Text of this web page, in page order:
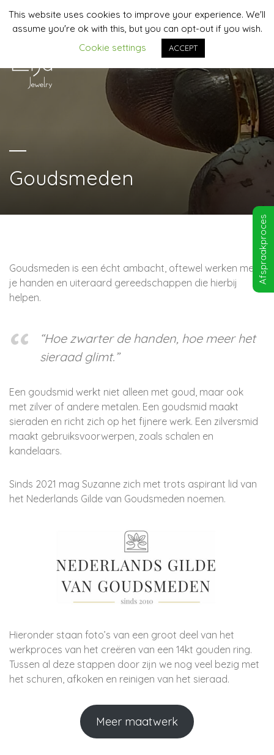
06-44958481 | info@lija-jewelry.nl
Goudsmeden
Goudsmeden is een écht ambacht, oftewel werken met
je handen en uiteraard gereedschappen die hierbij
helpen.
“Hoe zwarter de handen, hoe meer het
sieraad glimt.”
Een goudsmid werkt niet alleen met goud, maar ook
met zilver of andere metalen. Een goudsmid maakt
sieraden en richt zich op het fijnere werk. Een zilversmid
maakt gebruiksvoorwerpen, zoals schalen en
kandelaars.
Sinds 2021 mag Suzanne zich met trots aspirant lid van
het Nederlands Gilde van Goudsmeden noemen.
Hieronder staan foto’s van een groot deel van het
werkproces van het creëren van een 14kt gouden ring.
Tussen al deze stappen door zijn we nog veel bezig met
het schuren, afkoken en reinigen van het sieraad.
Meer maatwerk
This website uses cookies to improve your experience. We'll
assume you're ok with this, but you can opt-out if you wish.
Cookie settings
ACCEPT
Afspraakproces